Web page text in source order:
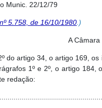
Munic. 22/12/79
5.758, de 16/10/1980 .)
A
do artigo 34, o artigo 169,
1º e 2º, o artigo
redação: